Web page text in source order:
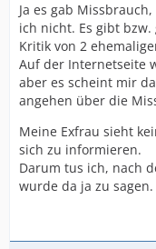
Ja es gab
ich nicht. Es gibt
Kritik von 2
Auf der Internetseite
aber es scheint mir
angehen über die
Meine Exfrau sieht
sich zu informieren.
Darum tus ich, nach
wurde da ja zu sagen.